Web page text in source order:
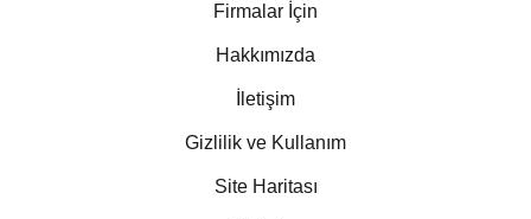
Firmalar İçin
Hakkımızda
İletişim
Gizlilik ve Kullanım
Site Haritası